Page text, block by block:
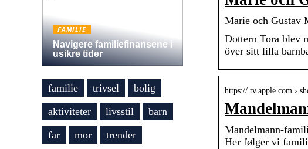
Marie och Gustav
Dottern Tora blev
över sitt lilla
https:// tv.apple.com ›
Mandelmann-
Her følger vi
FAMILIE
Navigere familiefinansene i
usikre tider
familie trivsel
bolig
aktiviteter
livsstil
barn
far
mor trender